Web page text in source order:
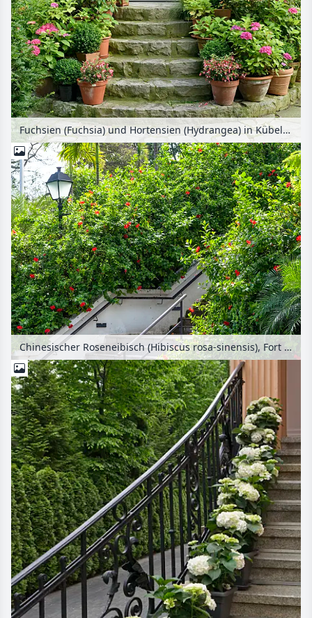
Fuchsien (Fuchsia) und Hortensien (Hydrangea) in Kübeln auf einer Treppe
Chinesischer Roseneibisch (Hibiscus rosa-sinensis), Fort Canning Park, Singapur